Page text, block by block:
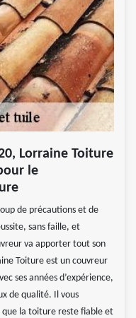
Lorraine Toiture
le
de précautions et de
sans faille, et
va apporter tout son
Toiture est un couvreur
ses années d’expérience,
de qualité. Il vous
que la toiture reste fiable et